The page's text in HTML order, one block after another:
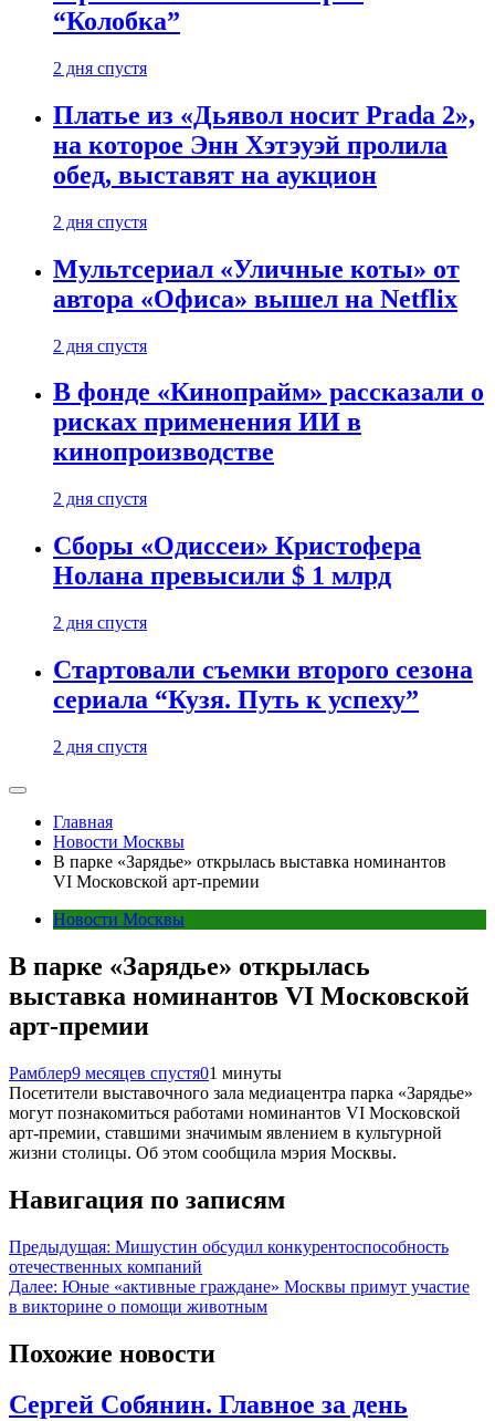
“Колобка”
2 дня спустя
Платье из «Дьявол носит Prada 2»,
на которое Энн Хэтэуэй пролила
обед, выставят на аукцион
2 дня спустя
Мультсериал «Уличные коты» от
автора «Офиса» вышел на Netflix
2 дня спустя
В фонде «Кинопрайм» рассказали о
рисках применения ИИ в
кинопроизводстве
2 дня спустя
Сборы «Одиссеи» Кристофера
Нолана превысили $ 1 млрд
2 дня спустя
Стартовали съемки второго сезона
сериала “Кузя. Путь к успеху”
2 дня спустя
Главная
Новости Москвы
В парке «Зарядье» открылась выставка номинантов
VI Московской арт-премии
Новости Москвы
В парке «Зарядье» открылась
выставка номинантов VI Московской
арт-премии
Рамблер9 месяцев спустя01 минуты
Посетители выставочного зала медиацентра парка «Зарядье»
могут познакомиться работами номинантов VI Московской
арт-премии, ставшими значимым явлением в культурной
жизни столицы. Об этом сообщила мэрия Москвы.
Навигация по записям
Предыдущая: Мишустин обсудил конкурентоспособность
отечественных компаний
Далее: Юные «активные граждане» Москвы примут участие
в викторине о помощи животным
Похожие новости
Сергей Собянин. Главное за день